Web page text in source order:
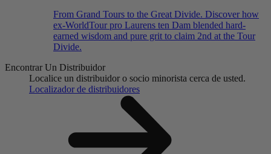
From Grand Tours to the Great Divide. Discover how
ex-WorldTour pro Laurens ten Dam blended hard-
earned wisdom and pure grit to claim 2nd at the Tour
Divide.
Encontrar Un Distribuidor
Localice un distribuidor o socio minorista cerca de usted.
Localizador de distribuidores